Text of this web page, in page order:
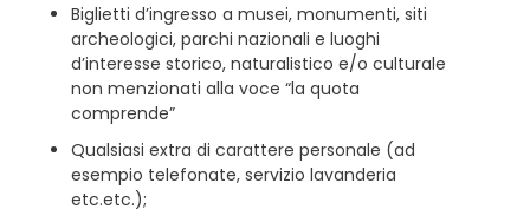
Biglietti d’ingresso a musei, monumenti, siti
archeologici, parchi nazionali e luoghi
d’interesse storico, naturalistico e/o culturale
non menzionati alla voce “la quota
comprende”
Qualsiasi extra di carattere personale (ad
esempio telefonate, servizio lavanderia
etc.etc.);